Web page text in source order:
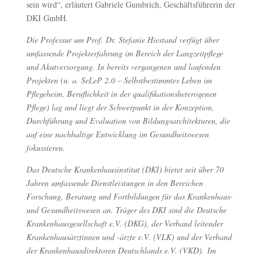
sein wird“, erläutert Gabriele Gumbrich, Geschäftsführerin der
DKI GmbH.
Die Professur um Prof. Dr. Stefanie Hiestand verfügt über
umfassende Projekterfahrung im Bereich der Langzeitpflege
und Akutversorgung. In bereits vergangenen und laufenden
Projekten (u. a. SeLeP 2.0 – Selbstbestimmtes Leben im
Pflegeheim, Beruflichkeit in der qualifikationsheterogenen
Pflege) lag und liegt der Schwerpunkt in der Konzeption,
Durchführung und Evaluation von Bildungsarchitekturen, die
auf eine nachhaltige Entwicklung im Gesundheitswesen
fokussieren.
Das Deutsche Krankenhausinstitut (DKI) bietet seit über 70
Jahren umfassende Dienstleistungen in den Bereichen
Forschung, Beratung und Fortbildungen für das Krankenhaus-
und Gesundheitswesen an. Träger des DKI sind die Deutsche
Krankenhausgesellschaft e.V. (DKG), der Verband leitender
Krankenhausärztinnen und -ärzte e.V. (VLK) und der Verband
der Krankenhausdirektoren Deutschlands e.V. (VKD). Im